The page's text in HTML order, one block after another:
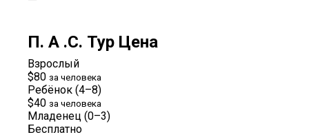
П. А .С. Тур Цена
Взрослый
$80 за человека
Ребёнок (4–8)
$40 за человека
Младенец (0–3)
Бесплатно